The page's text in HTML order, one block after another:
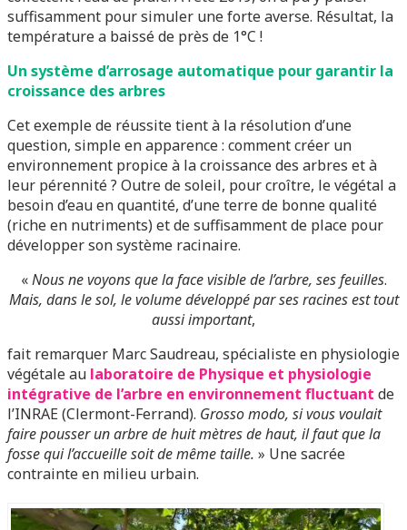
suffisamment pour simuler une forte averse. Résultat, la
température a baissé de près de 1°C !
Un système d’arrosage automatique pour garantir la
croissance des arbres
Cet exemple de réussite tient à la résolution d’une
question, simple en apparence : comment créer un
environnement propice à la croissance des arbres et à
leur pérennité ? Outre de soleil, pour croître, le végétal a
besoin d’eau en quantité, d’une terre de bonne qualité
(riche en nutriments) et de suffisamment de place pour
développer son système racinaire.
«Nous ne voyons que la face visible de l’arbre, ses feuilles.
Mais, dans le sol, le volume développé par ses racines est tout
aussi important,
fait remarquer Marc Saudreau, spécialiste en physiologie
végétale au laboratoire de Physique et physiologie
intégrative de l’arbre en environnement fluctuant de
l’INRAE (Clermont-Ferrand). Grosso modo, si vous voulait
faire pousser un arbre de huit mètres de haut, il faut que la
fosse qui l’accueille soit de même taille. » Une sacrée
contrainte en milieu urbain.